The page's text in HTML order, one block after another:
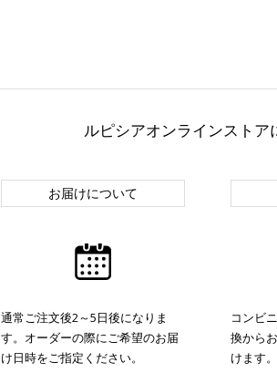
ルピシアオンラインストア
お届けについて
通常ご注文後2～5日後になりま
す。オーダーの際にご希望のお届
け日時をご指定ください。
コンビ
換から
けます。